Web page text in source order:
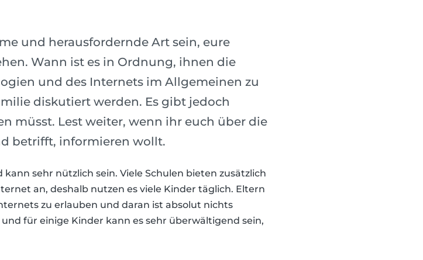
und herausfordernde Art sein, eure
Wann ist es in Ordnung, ihnen die
und des Internets im Allgemeinen zu
diskutiert werden. Es gibt jedoch
müsst. Lest weiter, wenn ihr euch über die
betrifft, informieren wollt.
sehr nützlich sein. Viele Schulen bieten zusätzlich
an, deshalb nutzen es viele Kinder täglich. Eltern
zu erlauben und daran ist absolut nichts
für einige Kinder kann es sehr überwältigend sein,